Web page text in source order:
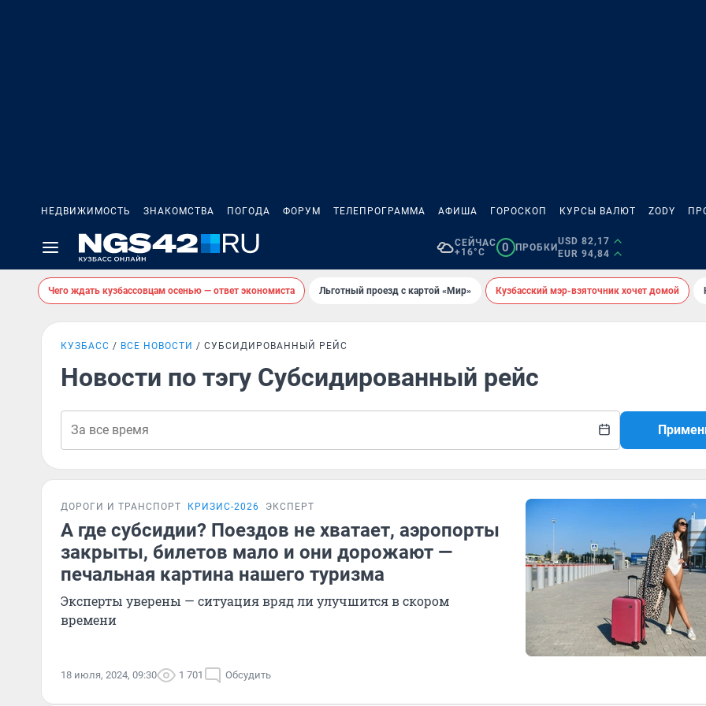
НЕДВИЖИМОСТЬ ЗНАКОМСТВА ПОГОДА ФОРУМ ТЕЛЕПРОГРАММА АФИША ГОРОСКОП КУРСЫ ВАЛЮТ ZODY
СЕЙЧАС
+16°C
0 ПРОБКИ
USD 82,17
EUR 94,84
Чего ждать кузбассовцам осенью — ответ экономиста Льготный проезд с картой «Мир» Кузбасский мэр-взяточник хочет домой
КУЗБАСС ВСЕ НОВОСТИ СУБСИДИРОВАННЫЙ РЕЙС
Новости по тэгу Субсидированный рейс
ДОРОГИ И ТРАНСПОРТ КРИЗИС-2026 ЭКСПЕРТ
А где субсидии? Поездов не хватает, аэропорты
закрыты, билетов мало и они дорожают —
печальная картина нашего туризма
Эксперты уверены — ситуация вряд ли улучшится в скором
времени
18 июля, 2024, 09:30 1 701 Обсудить